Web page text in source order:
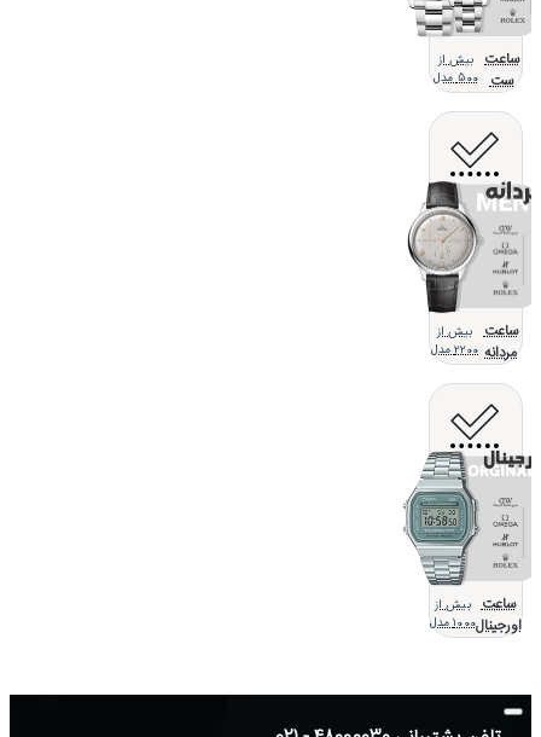
ساعت
ست
بیش از
500 مدل
ساعت
مردانه
بیش از
2200 مدل
ساعت
اورجینال
بیش از
1000 مدل